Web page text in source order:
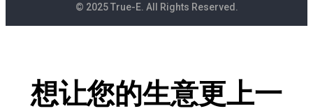
© 2025 True-E. All Rights Reserved.
想让您的生意更上一